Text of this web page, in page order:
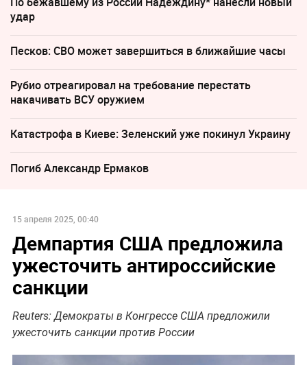
удар
Песков: СВО может завершиться в ближайшие часы
Рубио отреагировал на требование перестать
накачивать ВСУ оружием
Катастрофа в Киеве: Зеленский уже покинул Украину
Погиб Александр Ермаков
15 апреля 2025, 00:40
Демпартия США предложила
ужесточить антироссийские
санкции
Reuters: Демократы в Конгрессе США предложили
ужесточить санкции против России